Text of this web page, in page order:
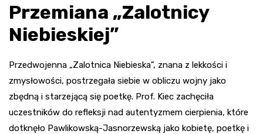
Przemiana „Zalotnicy
Niebieskiej”
Przedwojenna „Zalotnica Niebieska”, znana z lekkości i
zmysłowości, postrzegała siebie w obliczu wojny jako
zbędną i starzejącą się poetkę. Prof. Kiec zachęciła
uczestników do refleksji nad autentyzmem cierpienia, które
dotknęło Pawlikowską-Jasnorzewską jako kobietę, poetkę i